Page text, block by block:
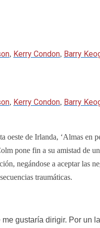
, Kerry Condon, Barry
, Kerry Condon, Barry
oeste de Irlanda, ‘Almas
pone fin a su amistad de
negándose a aceptar las
traumáticas.
gustaría dirigir. Por un